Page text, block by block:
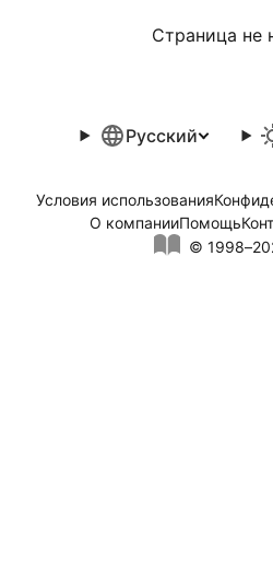
Страница не
Русский
©
Условия использования
О компанииПомощь